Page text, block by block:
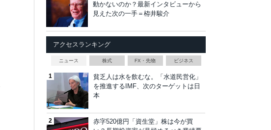
動かないのか？最新インタビューから
見えた次の一手＝栫井駿介
アクセスランキング
ニュース 株式 FX・先物 ビジネス
貧乏人は水を飲むな。「水道民営化」
を推進するIMF、次のターゲットは日
本
赤字520億円「資生堂」株は今が買